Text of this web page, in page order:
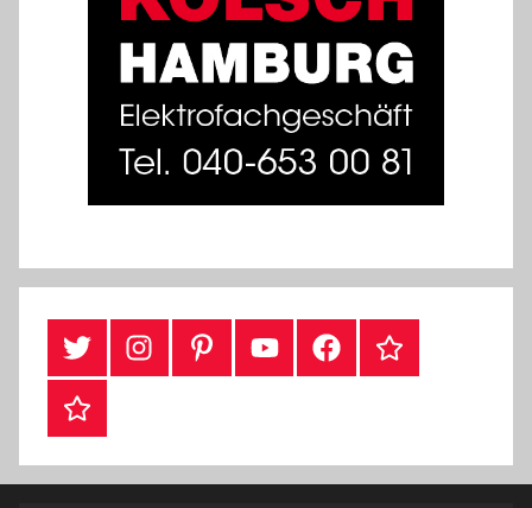
#TwitterInstagramPinterestYouTubeFacebookTikTok
Webshop